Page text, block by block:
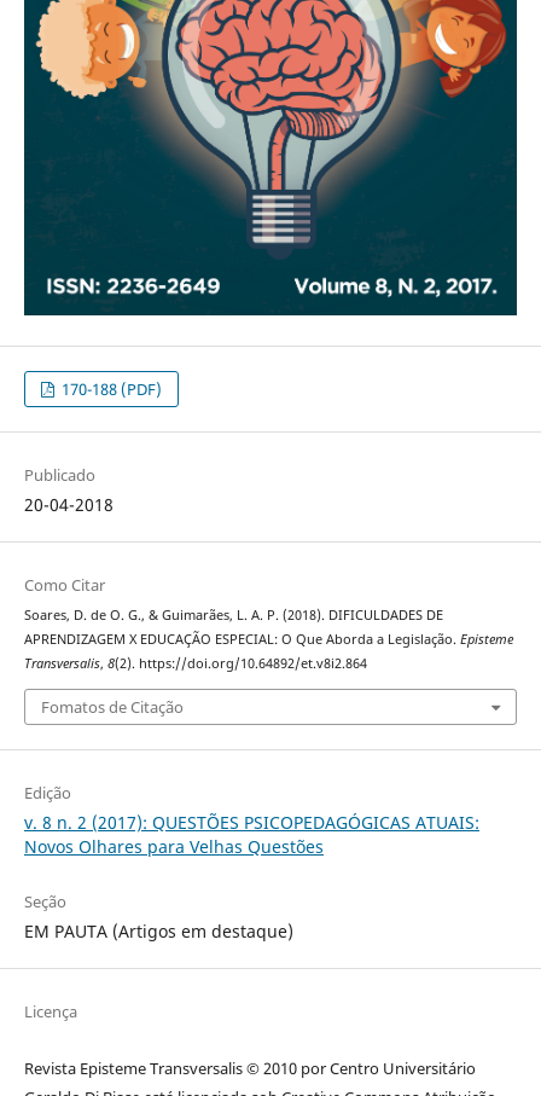
170-188 (PDF)
Publicado
20-04-2018
Como Citar
Soares, D. de O. G., & Guimarães, L. A. P. (2018). DIFICULDADES DE
APRENDIZAGEM X EDUCAÇÃO ESPECIAL: O Que Aborda a Legislação. Episteme
Transversalis, 8(2). https://doi.org/10.64892/et.v8i2.864
Fomatos de Citação
Edição
v. 8 n. 2 (2017): QUESTÕES PSICOPEDAGÓGICAS ATUAIS:
Novos Olhares para Velhas Questões
Seção
EM PAUTA (Artigos em destaque)
Licença
Revista Episteme Transversalis © 2010 por Centro Universitário